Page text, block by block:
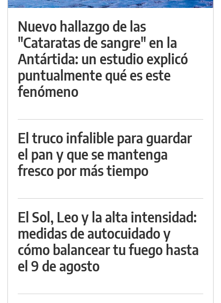
Nuevo hallazgo de las
"Cataratas de sangre" en la
Antártida: un estudio explicó
puntualmente qué es este
fenómeno
El truco infalible para guardar
el pan y que se mantenga
fresco por más tiempo
El Sol, Leo y la alta intensidad:
medidas de autocuidado y
cómo balancear tu fuego hasta
el 9 de agosto